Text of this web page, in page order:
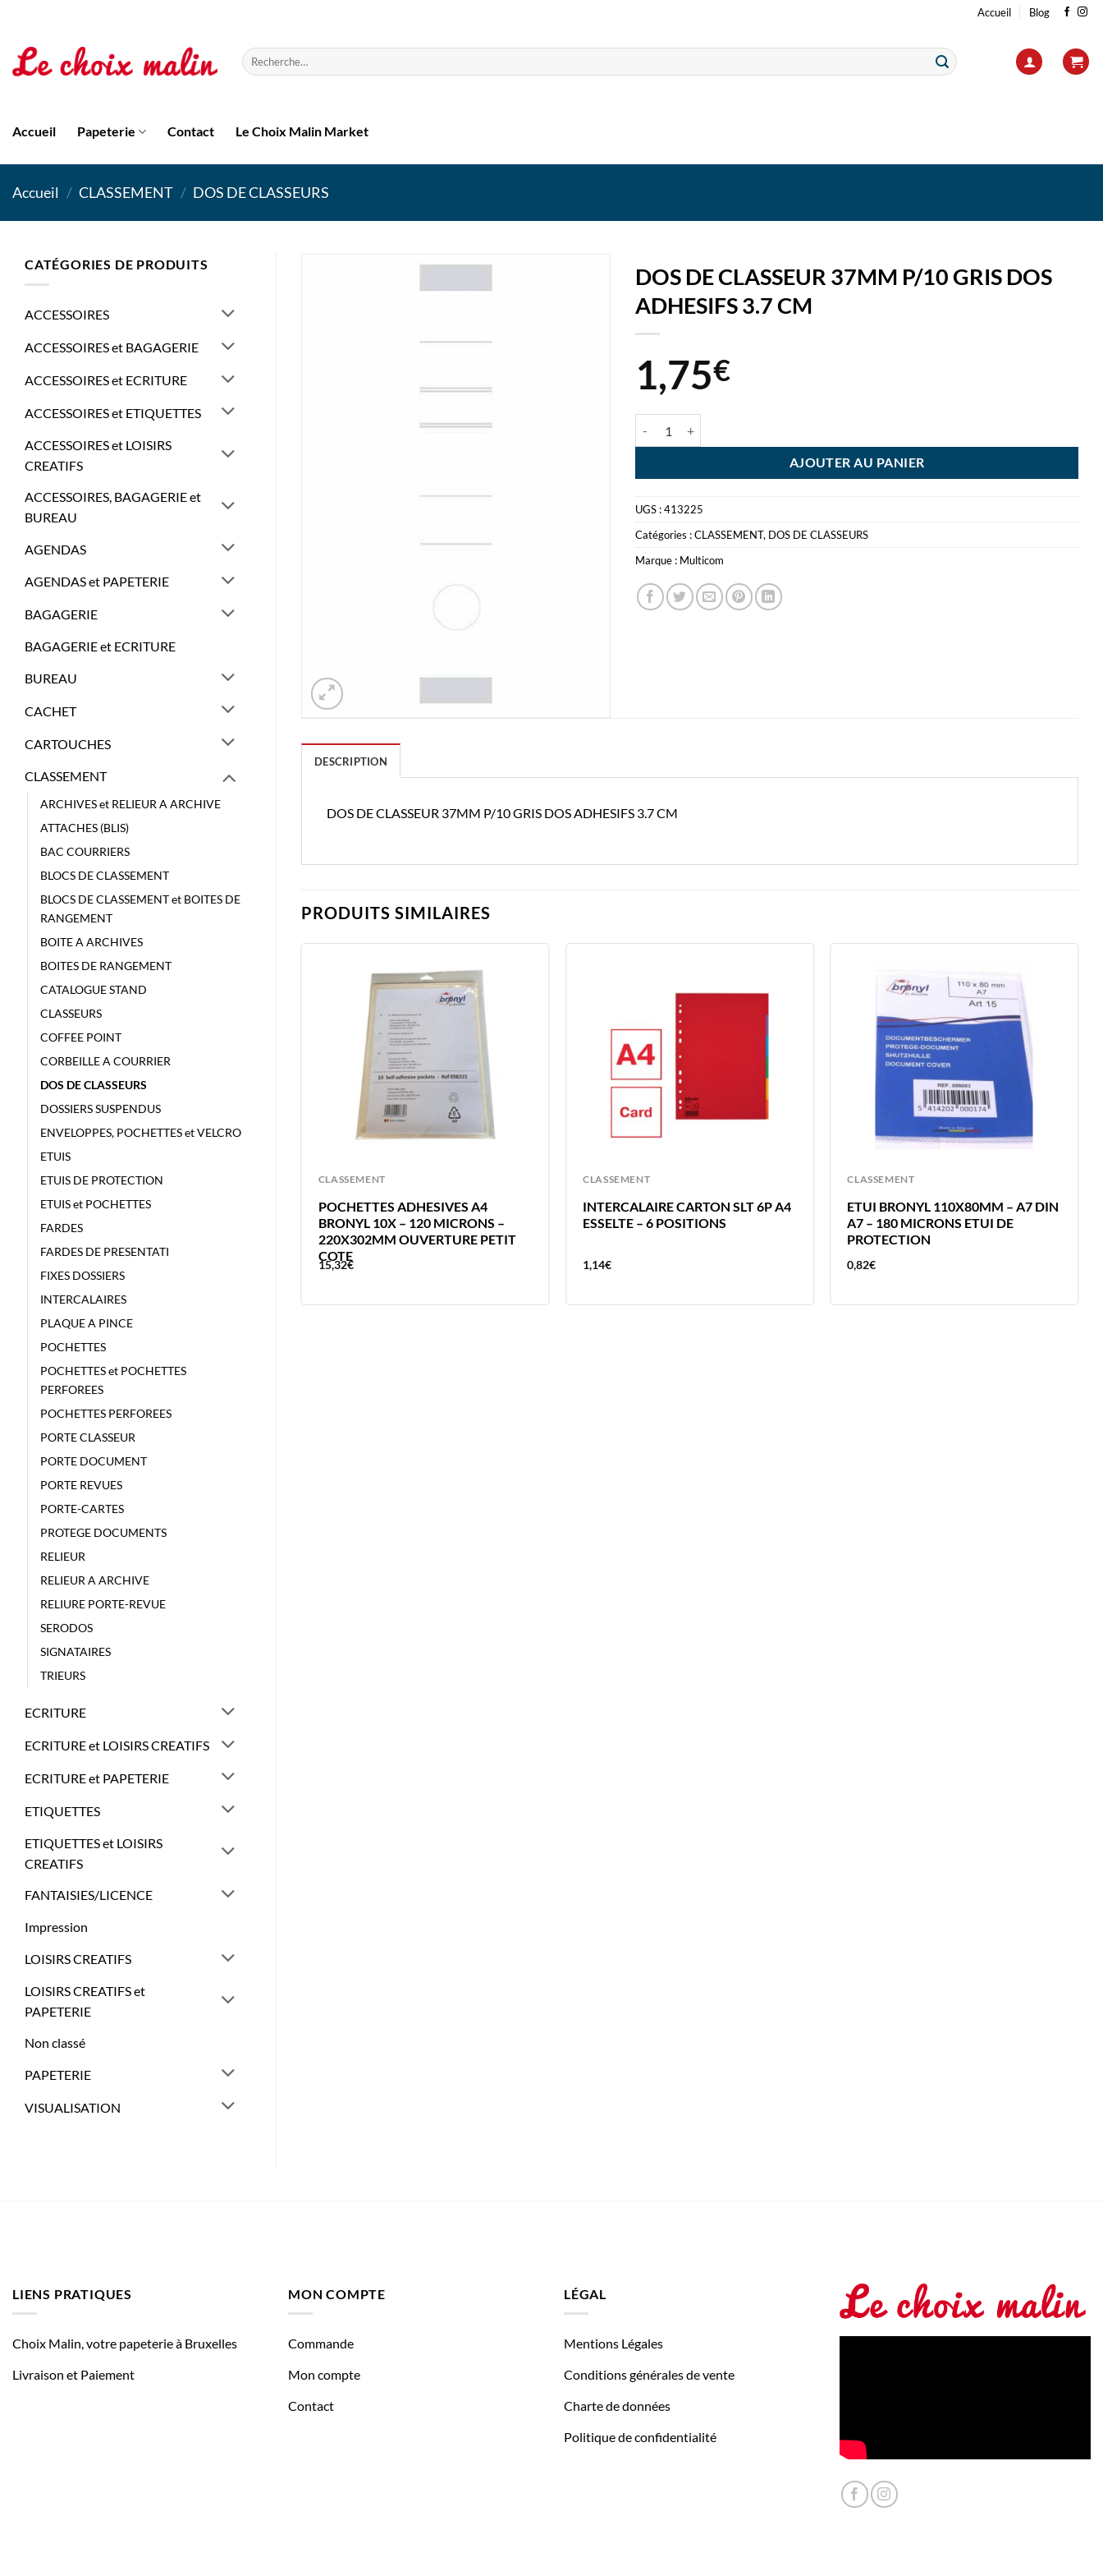
contenu
Accueil Blog
Recherche
pour :
Accueil Papeterie Contact Le Choix Malin Market
Accueil / CLASSEMENT / DOS DE CLASSEURS
CATÉGORIES DE PRODUITS
ACCESSOIRES
ACCESSOIRES et BAGAGERIE
ACCESSOIRES et ECRITURE
ACCESSOIRES et ETIQUETTES
ACCESSOIRES et LOISIRS
CREATIFS
ACCESSOIRES, BAGAGERIE et
BUREAU
AGENDAS
AGENDAS et PAPETERIE
BAGAGERIE
BAGAGERIE et ECRITURE
BUREAU
CACHET
CARTOUCHES
CLASSEMENT
ARCHIVES et RELIEUR A ARCHIVE
ATTACHES (BLIS)
BAC COURRIERS
BLOCS DE CLASSEMENT
BLOCS DE CLASSEMENT et BOITES DE
RANGEMENT
BOITE A ARCHIVES
BOITES DE RANGEMENT
CATALOGUE STAND
CLASSEURS
COFFEE POINT
CORBEILLE A COURRIER
DOS DE CLASSEURS
DOSSIERS SUSPENDUS
ENVELOPPES, POCHETTES et VELCRO
ETUIS
ETUIS DE PROTECTION
ETUIS et POCHETTES
FARDES
FARDES DE PRESENTATI
FIXES DOSSIERS
INTERCALAIRES
PLAQUE A PINCE
POCHETTES
POCHETTES et POCHETTES
PERFOREES
POCHETTES PERFOREES
PORTE CLASSEUR
PORTE DOCUMENT
PORTE REVUES
PORTE-CARTES
PROTEGE DOCUMENTS
RELIEUR
RELIEUR A ARCHIVE
RELIURE PORTE-REVUE
SERODOS
SIGNATAIRES
TRIEURS
ECRITURE
ECRITURE et LOISIRS CREATIFS
ECRITURE et PAPETERIE
ETIQUETTES
ETIQUETTES et LOISIRS
CREATIFS
FANTAISIES/LICENCE
Impression
LOISIRS CREATIFS
LOISIRS CREATIFS et
PAPETERIE
Non classé
PAPETERIE
VISUALISATION
DOS DE CLASSEUR 37MM P/10 GRIS DOS
ADHESIFS 3.7 CM
1,75€
AJOUTER AU PANIER
UGS :413225
Catégories :CLASSEMENT, DOS DE CLASSEURS
Marque : Multicom
DESCRIPTION
DOS DE CLASSEUR 37MM P/10 GRIS DOS ADHESIFS 3.7 CM
PRODUITS SIMILAIRES
CLASSEMENT
POCHETTES ADHESIVES A4
BRONYL 10X – 120 MICRONS –
220X302MM OUVERTURE PETIT
COTE
15,32€
CLASSEMENT
INTERCALAIRE CARTON SLT 6P A4
ESSELTE – 6 POSITIONS
1,14€
CLASSEMENT
ETUI BRONYL 110X80MM – A7 DIN
A7 – 180 MICRONS ETUI DE
PROTECTION
0,82€
CLASSEMENT
PLAQUE A PINCE BRONYL A4 NOIR
+ ESPACE DOCUMENTS SIMILI
LIENS PRATIQUES
Choix Malin, votre papeterie à Bruxelles
Livraison et Paiement
MON COMPTE
Commande
Mon compte
Contact
LÉGAL
Mentions Légales
Conditions générales de vente
Charte de données
Politique de confidentialité